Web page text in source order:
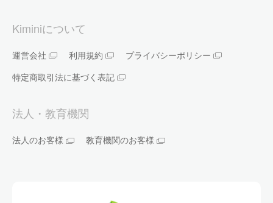
Kiminiについて
運営会社 利用規約
プライバシーポリシー
特定商取引法に基づく表記
法人・教育機関
法人のお客様 教育機関のお客様